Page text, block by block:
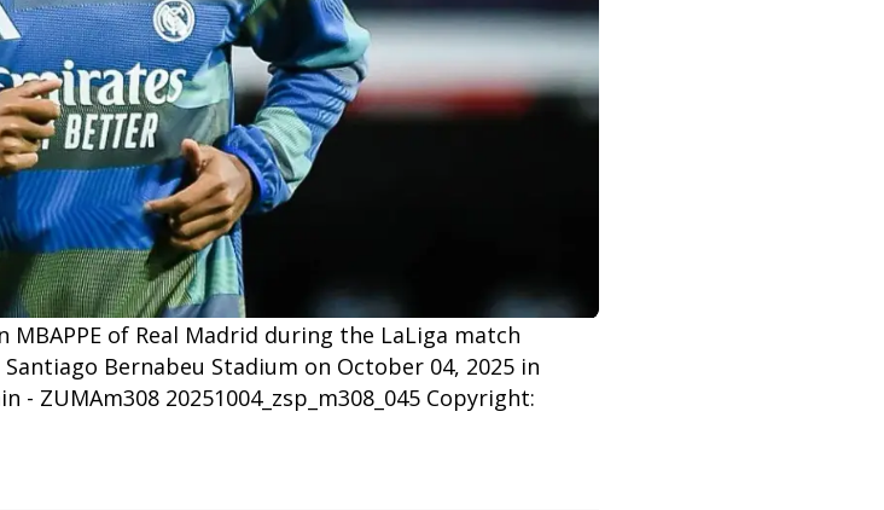
MBAPPE of Real Madrid during the LaLiga match
Bernabeu Stadium on October 04, 2025 in
- ZUMAm308 20251004_zsp_m308_045 Copyright: